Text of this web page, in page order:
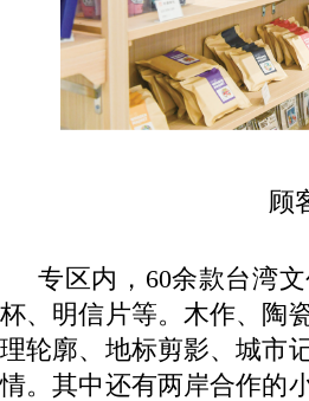
顾
专区内，60余款台湾
杯、明信片等。木作、陶
理轮廓、地标剪影、城市
情。其中还有两岸合作的